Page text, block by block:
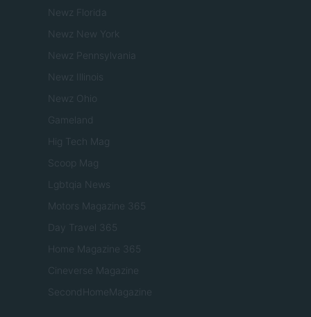
Newz Florida
Newz New York
Newz Pennsylvania
Newz Illinois
Newz Ohio
Gameland
Hig Tech Mag
Scoop Mag
Lgbtqia News
Motors Magazine 365
Day Travel 365
Home Magazine 365
Cineverse Magazine
SecondHomeMagazine